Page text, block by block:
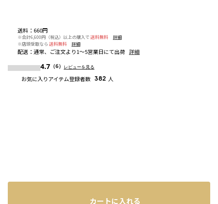
送料 ： 660円
※合計6,600円（税込）以上の購入で 送料無料
詳細
※店頭受取なら 送料無料 詳細
配送 ： 通常、ご注文より1～5営業日にて出荷 詳細
4.7 （6） レビューを見る
お気に入りアイテム登録者数 382 人
カートに入れる